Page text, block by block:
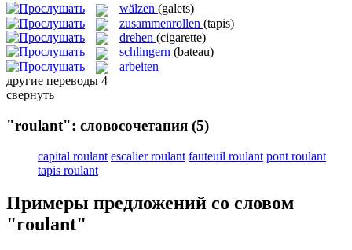
wälzen (galets)
zusammenrollen (tapis)
drehen (cigarette)
schlingern (bateau)
arbeiten
другие переводы 4
свернуть
"roulant": словосочетания (5)
capital roulant escalier roulant fauteuil roulant pont roulant
tapis roulant
Примеры предложений со словом
"roulant"